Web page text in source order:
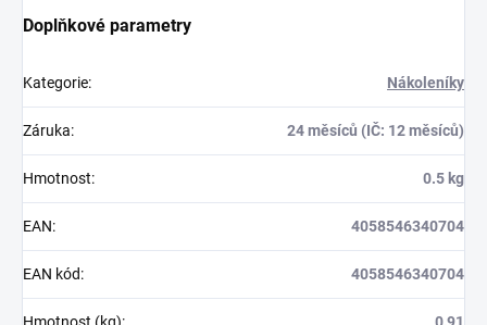
Doplňkové parametry
Kategorie: Nákoleníky
Záruka: 24 měsíců (IČ: 12 měsíců)
Hmotnost: 0.5 kg
EAN: 4058546340704
EAN kód: 4058546340704